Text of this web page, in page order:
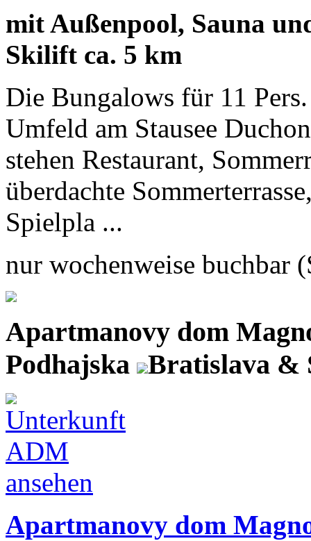
mit Außenpool, Sauna
Skilift ca. 5 km
Die Bungalows für 11
Umfeld am Stausee
stehen Restaurant,
überdachte
Spielpla ...
nur wochenweise buchbar
Apartmanovy dom
Podhajska Bratislava &
Apartmanovy dom